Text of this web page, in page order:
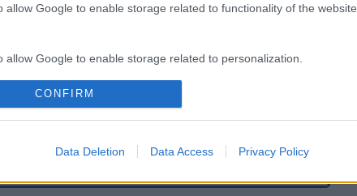
allow Google to enable storage related to functionality of the website
allow Google to enable storage related to personalization.
allow Google to enable storage related to security, including
CONFIRM
Data Deletion Data Access Privacy Policy
καταχώρηση